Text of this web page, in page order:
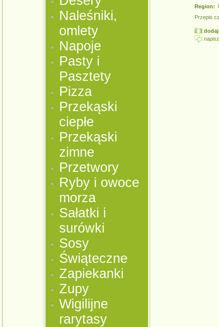
Naleśniki,
omlety
Napoje
Pasty i
Pasztety
Pizza
Przekąski
ciepłe
Przekąski
zimne
Przetwory
Ryby i owoce
morza
Sałatki i
surówki
Sosy
Świąteczne
Zapiekanki
Zupy
Wigilijne
rarytasy
Region:
Przepis